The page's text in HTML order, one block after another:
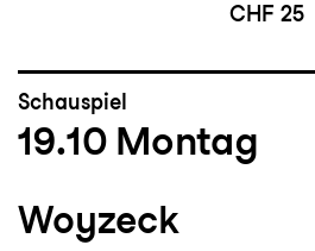
CHF 25
Schauspiel
19.10 Montag
Woyzeck